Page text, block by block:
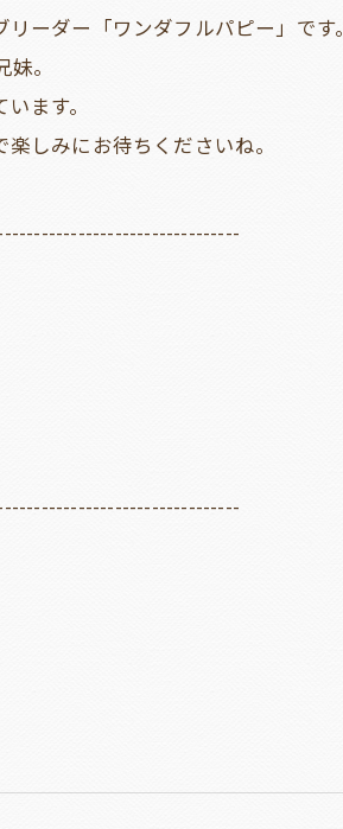
ーダー「ワンダフルパピー」です。
。
ます。
しみにお待ちくださいね。